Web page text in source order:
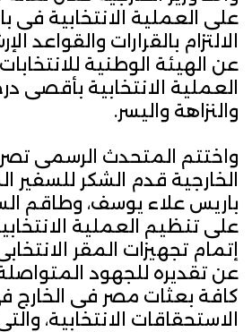
على العملية الانتخابية فى
الالتزام بالقرارات والقواعد
عن الهيئة الوطنية
العملية الانتخابية بأقصى
والنزاهة واليسر.
واختتم المتحدث الرسمى
الخارجية قدم الشكر
باريس علاء يوسف، وطاقم
على تنظيم العملية
إتمام تجهيزات المقر
عن تقديره للجهود المتواصلة
كافة بعثات مصر فى الخارج
الاستحقاقات الانتخابية،